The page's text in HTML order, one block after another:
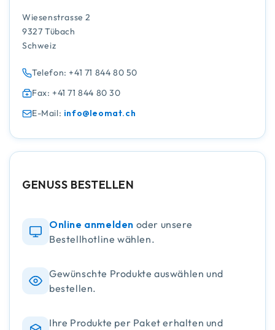
Wiesenstrasse 2
9327 Tübach
Schweiz
Telefon: +41 71 844 80 50
Fax: +41 71 844 80 30
E-Mail: info@leomat.ch
GENUSS BESTELLEN
Online anmelden oder unsere
Bestellhotline wählen.
Gewünschte Produkte auswählen und
bestellen.
Ihre Produkte per Paket erhalten und